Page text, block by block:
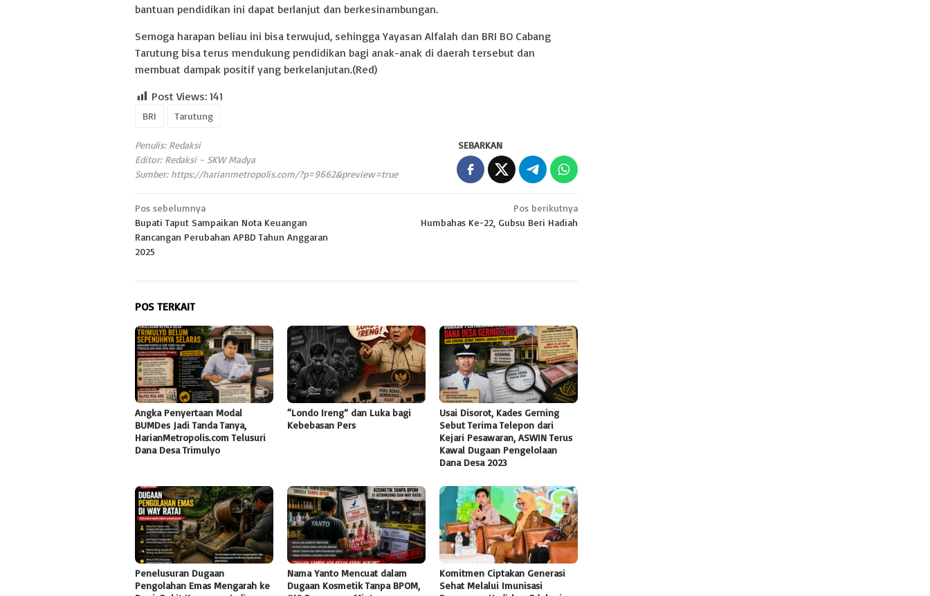
bantuan pendidikan ini dapat berlanjut dan berkesinambungan.
Semoga harapan beliau ini bisa terwujud, sehingga Yayasan Alfalah dan BRI BO Cabang
Tarutung bisa terus mendukung pendidikan bagi anak-anak di daerah tersebut dan
membuat dampak positif yang berkelanjutan.(Red)
Post Views: 141
BRI Tarutung
Penulis: Redaksi
Editor: Redaksi - SKW Madya
Sumber: https://harianmetropolis.com/?p=9662&preview=true
SEBARKAN
Navigasi
pos
Pos sebelumnya
Bupati Taput Sampaikan Nota Keuangan
Rancangan Perubahan APBD Tahun Anggaran
2025
Pos berikutnya
Humbahas Ke-22, Gubsu Beri Hadiah
POS TERKAIT
Angka Penyertaan Modal
BUMDes Jadi Tanda Tanya,
HarianMetropolis.com Telusuri
Dana Desa Trimulyo
“Londo Ireng” dan Luka bagi
Kebebasan Pers
Usai Disorot, Kades Gerning
Sebut Terima Telepon dari
Kejari Pesawaran, ASWIN Terus
Kawal Dugaan Pengelolaan
Dana Desa 2023
Penelusuran Dugaan
Pengolahan Emas Mengarah ke
Nama Yanto Mencuat dalam
Dugaan Kosmetik Tanpa BPOM,
Komitmen Ciptakan Generasi
Sehat Melalui Imunisasi